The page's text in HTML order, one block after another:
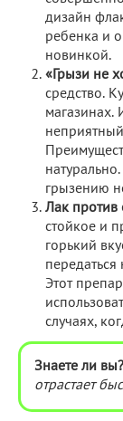
дизайн
ребенка и
новинкой.
«Грызи не
средство.
магазинах.
неприятный
грызению
Лак против
стойкое и
горький
Этот
случаях,
Знаете ли вы?
отрастает